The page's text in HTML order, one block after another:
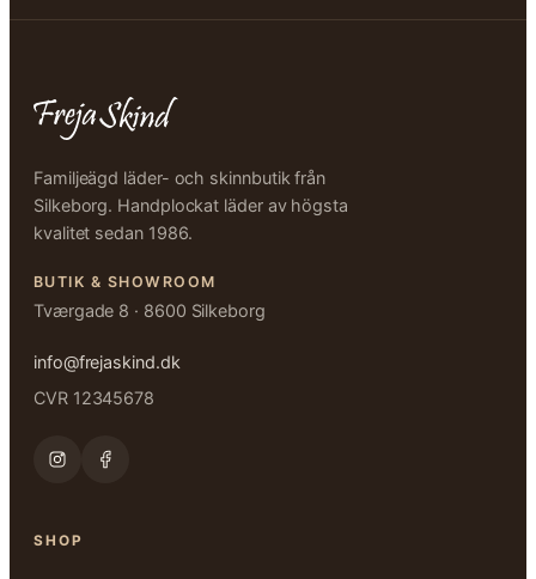
Familjeägd läder- och skinnbutik från
Silkeborg. Handplockat läder av högsta
kvalitet sedan 1986.
BUTIK & SHOWROOM
Tværgade 8 · 8600 Silkeborg
info@frejaskind.dk
CVR 12345678
SHOP